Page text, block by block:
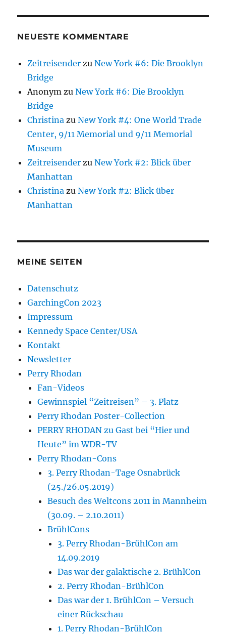
NEUESTE KOMMENTARE
Zeitreisender zuNew York #6: Die Brooklyn
Bridge
Anonym zuNew York #6: Die Brooklyn
Bridge
Christina zuNew York #4: One World Trade
Center, 9/11 Memorial und 9/11 Memorial
Museum
Zeitreisender zuNew York #2: Blick über
Manhattan
Christina zuNew York #2: Blick über
Manhattan
MEINE SEITEN
Datenschutz
GarchingCon 2023
Impressum
Kennedy Space Center/USA
Kontakt
Newsletter
Perry Rhodan
Fan-Videos
Gewinnspiel “Zeitreisen” – 3. Platz
Perry Rhodan Poster-Collection
PERRY RHODAN zu Gast bei “Hier und
Heute” im WDR-TV
Perry Rhodan-Cons
3. Perry Rhodan-Tage Osnabrück
(25./26.05.2019)
Besuch des Weltcons 2011 in Mannheim
(30.09. – 2.10.2011)
BrühlCons
3. Perry Rhodan-BrühlCon am
14.09.2019
Das war der galaktische 2. BrühlCon
2. Perry Rhodan-BrühlCon
Das war der 1. BrühlCon – Versuch
einer Rückschau
1. Perry Rhodan-BrühlCon